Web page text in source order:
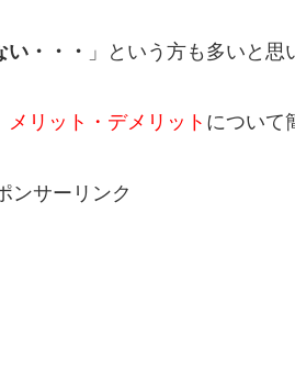
・・・ 」という方も多いと思
メリット・デメリット について
ンサーリンク